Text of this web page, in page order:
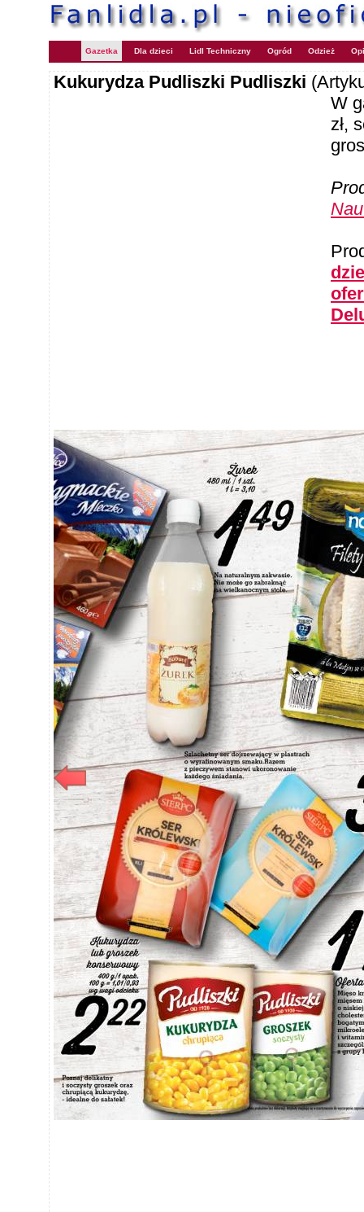
Gazetka Dla dzieci Lidl Techniczny Ogród Odzież
Kukurydza Pudliszki Pudliszki
W
zł,